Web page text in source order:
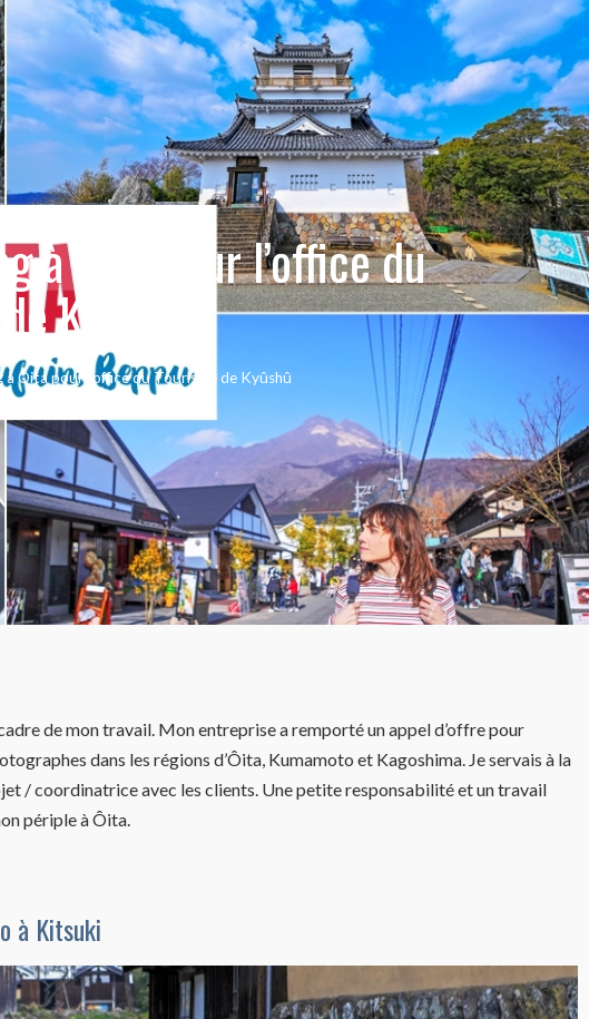
à Ôita pour l’office du
Kyûshû
Ôita pour l’office du Tourisme de Kyûshû
de mon travail. Mon entreprise a remporté un appel d’offre pour
dans les régions d’Ôita, Kumamoto et Kagoshima. Je servais à la
/ coordinatrice avec les clients. Une petite responsabilité et un travail
périple à Ôita.
à Kitsuki